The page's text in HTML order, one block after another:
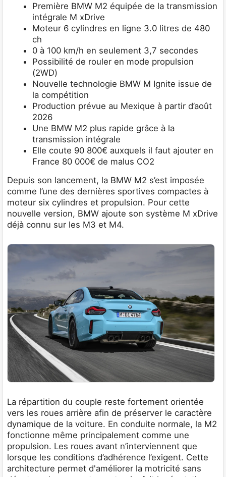
Première BMW M2 équipée de la transmission
intégrale M xDrive
Moteur 6 cylindres en ligne 3.0 litres de 480
ch
0 à 100 km/h en seulement 3,7 secondes
Possibilité de rouler en mode propulsion
(2WD)
Nouvelle technologie BMW M Ignite issue de
la compétition
Production prévue au Mexique à partir d’août
2026
Une BMW M2 plus rapide grâce à la
transmission intégrale
Elle coute 90 800€ auxquels il faut ajouter en
France 80 000€ de malus CO2
Depuis son lancement, la BMW M2 s’est imposée
comme l’une des dernières sportives compactes à
moteur six cylindres et propulsion. Pour cette
nouvelle version, BMW ajoute son système M xDrive
déjà connu sur les M3 et M4.
La répartition du couple reste fortement orientée
vers les roues arrière afin de préserver le caractère
dynamique de la voiture. En conduite normale, la M2
fonctionne même principalement comme une
propulsion. Les roues avant n’interviennent que
lorsque les conditions d’adhérence l’exigent. Cette
architecture permet d'améliorer la motricité sans